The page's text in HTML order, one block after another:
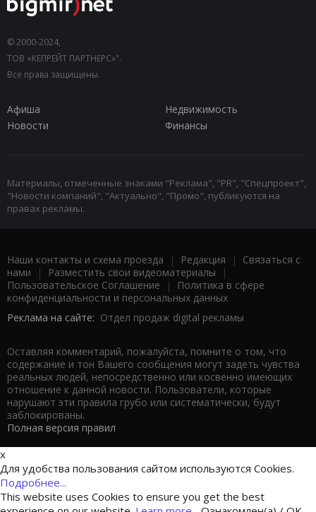
© 2000-2024,
ТОВ «КЕПРЕЙТ ПАРТНЕРС»".
Все права защищены.
Афиша
Недвижимость
Новости
Финансы
Материалы, отмеченные знаками "Реклама", "PR", "Спецпроект",
"Новости компаний", "Актуально", "Промо", публикуются на
правах рекламы.
Наши контакты и схема проезда | Редакция | Связаться с
нами | Разместить свои видеоматериалы |
Пользовательское Соглашение |
Политика в сфере
конфиденциальности и персональных данных
Реклама на сайте: Отдел продаж digital рекламы
Оставляя комментарий, пожалуйста, помните о том, что
содержание и тон Вашего сообщения могут задеть чувства
реальных людей, непосредственно или косвенно имеющих
отношение к данной новости. Пользователи, которые
нарушают эти правила грубо или систематически, будут
заблокированы.
Полная версия правил
x
Для удобства пользования сайтом используются Cookies.
Подробнее...
This website uses Cookies to ensure you get the best